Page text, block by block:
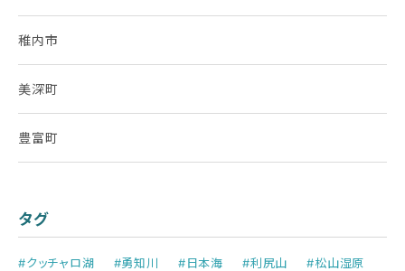
稚内市
美深町
豊富町
タグ
#クッチャロ湖 #勇知川 #日本海 #利尻山
#松山湿原